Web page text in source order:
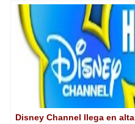
Disney Channel llega en alta